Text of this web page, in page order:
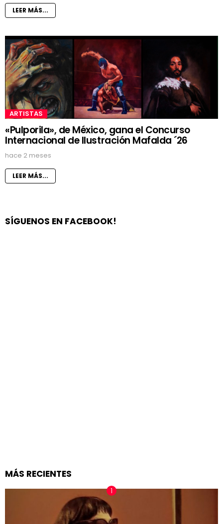
LEER MÁS...
ARTISTAS
«Pulporila», de México, gana el Concurso
Internacional de Ilustración Mafalda ´26
hace 2 meses
LEER MÁS...
SÍGUENOS EN FACEBOOK!
MÁS RECIENTES